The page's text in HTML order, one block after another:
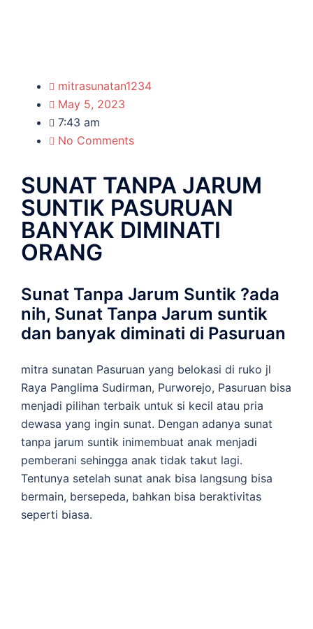
mitrasunatan1234
May 5, 2023
7:43 am
No Comments
SUNAT TANPA JARUM
SUNTIK PASURUAN
BANYAK DIMINATI
ORANG
Sunat Tanpa Jarum Suntik ?ada
nih, Sunat Tanpa Jarum suntik
dan banyak diminati di Pasuruan
mitra sunatan Pasuruan yang belokasi di ruko jl
Raya Panglima Sudirman, Purworejo, Pasuruan bisa
menjadi pilihan terbaik untuk si kecil atau pria
dewasa yang ingin sunat. Dengan adanya sunat
tanpa jarum suntik inimembuat anak menjadi
pemberani sehingga anak tidak takut lagi.
Tentunya setelah sunat anak bisa langsung bisa
bermain, bersepeda, bahkan bisa beraktivitas
seperti biasa.